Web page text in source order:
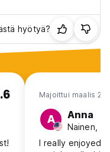
hyötyä?
Majoittui maalis
A Anna
Nainen,
I really enjoyed